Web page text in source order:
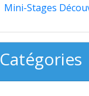
Mini-Stages
Catégories